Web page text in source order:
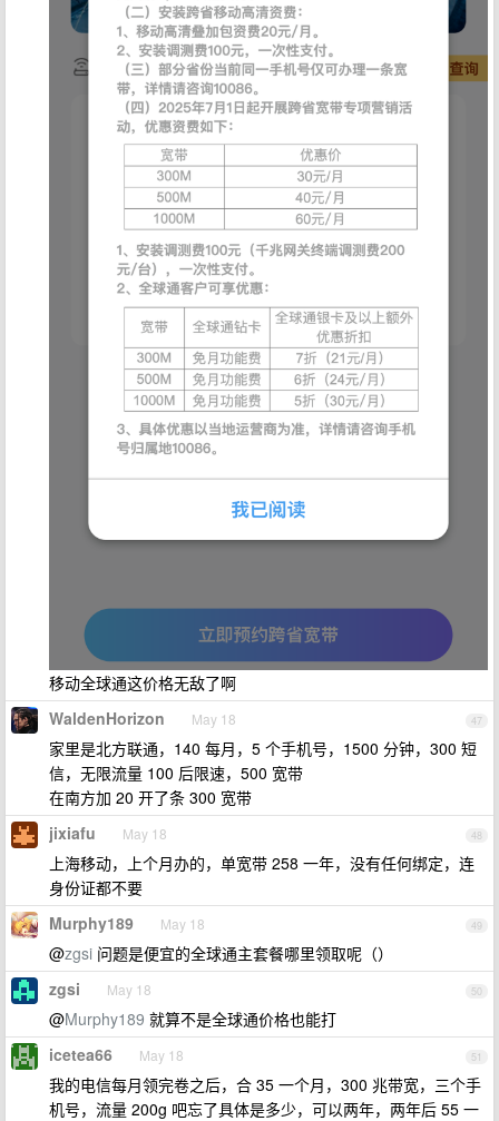
移动全球通这价格无敌了啊
47
WaldenHorizon May 18
家里是北方联通，140 每月，5 个手机号，1500 分钟，300 短
信，无限流量 100 后限速，500 宽带
在南方加 20 开了条 300 宽带
48
jixiafu May 18
上海移动，上个月办的，单宽带 258 一年，没有任何绑定，连
身份证都不要
49
Murphy189 May 18
@zgsi 问题是便宜的全球通主套餐哪里领取呢（）
50
zgsi May 18
@Murphy189 就算不是全球通价格也能打
51
icetea66 May 18
我的电信每月领完卷之后，合 35 一个月，300 兆带宽，三个手
机号，流量 200g 吧忘了具体是多少，可以两年，两年后 55 一